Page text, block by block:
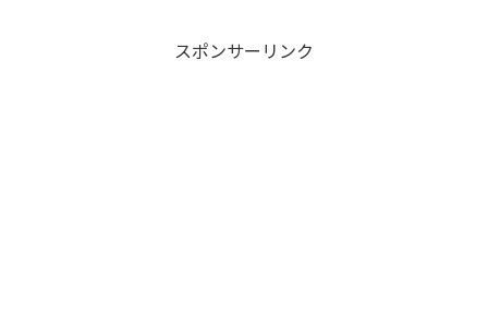
スポンサーリンク